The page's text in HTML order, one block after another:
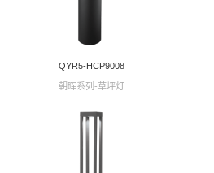
QYR5-HCP9008
朝晖系列-草坪灯